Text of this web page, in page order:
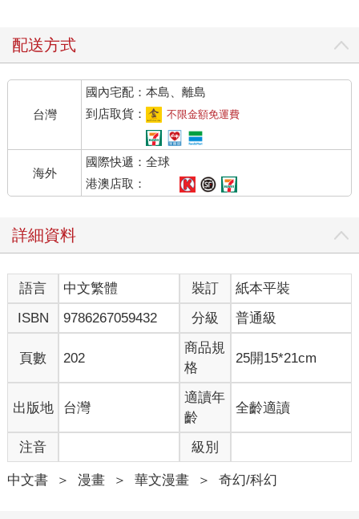
配送方式
台灣
國內宅配：本島、離島
到店取貨：
不限金額免運費
海外
國際快遞：全球
港澳店取：
詳細資料
語言 中文繁體 裝訂
紙本平裝
ISBN
9786267059432 分級 普通級
頁數 202
商品規
格
25開15*21cm
出版地 台灣
適讀年
齡
全齡適讀
注音 級別
中文書 ＞ 漫畫 ＞ 華文漫畫 ＞ 奇幻/科幻